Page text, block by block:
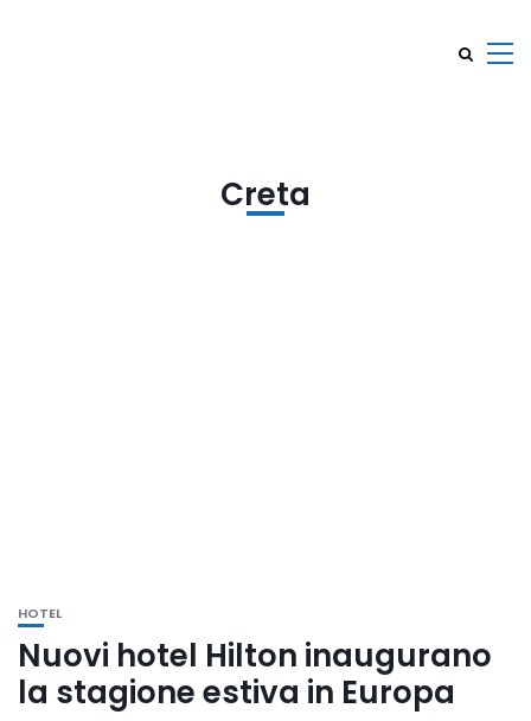
Creta
HOTEL
Nuovi hotel Hilton inaugurano
la stagione estiva in Europa